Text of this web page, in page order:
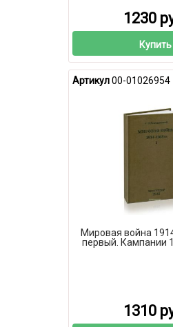
1230
Купить
Артикул00-01026954
Мировая война
первый. Кампании
1310